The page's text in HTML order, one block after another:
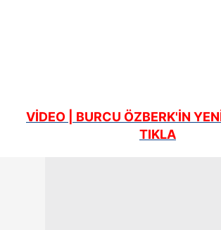
VİDEO | BURCU ÖZBERK'İN
TIKLA